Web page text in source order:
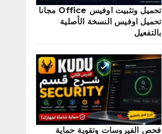
تحميل وتثبيت اوفيس Office مجانا
تحميل اوفيس النسخة الأصلية
بالتفعيل
فحص الفيروسات وتقوية حماية